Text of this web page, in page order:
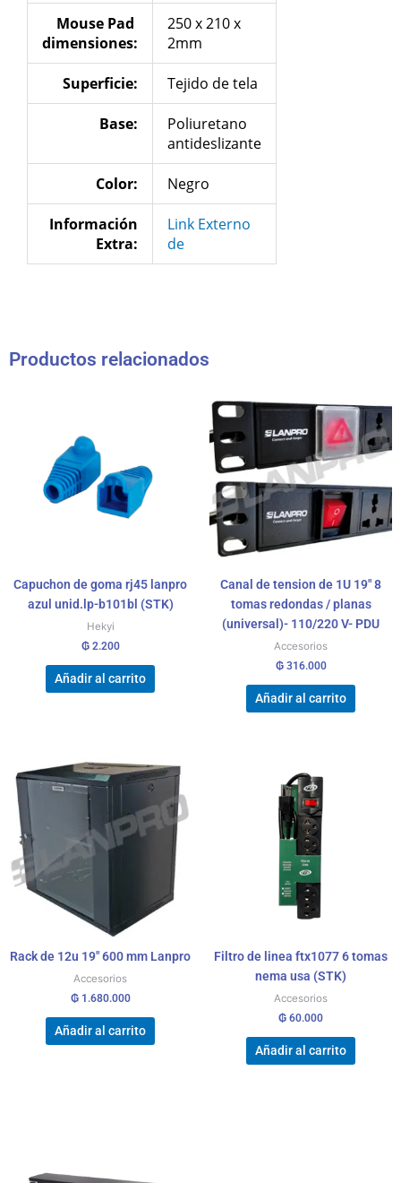
Mouse Pad
dimensiones:
250 x 210 x
2mm
Superficie: Tejido de tela
Base:
Poliuretano
antideslizante
Color: Negro
Información
Extra:
Link Externo
de
Productos relacionados
Capuchon de goma rj45 lanpro
azul unid.lp-b101bl (STK)
Hekyi
₲2.200
Añadir al carrito
Canal de tension de 1U 19″ 8
tomas redondas / planas
(universal)- 110/220 V- PDU
Accesorios
₲316.000
Añadir al carrito
Rack de 12u 19″ 600 mm Lanpro
Accesorios
₲1.680.000
Añadir al carrito
Filtro de linea ftx1077 6 tomas
nema usa (STK)
Accesorios
₲ 60.000
Añadir al carrito